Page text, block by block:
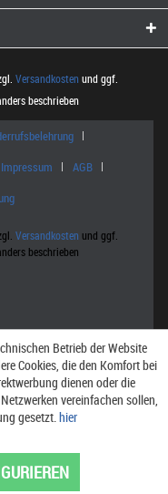
Versandkosten und ggf.
beschrieben
Impressum
AGB
Versandkosten und ggf.
beschrieben
Betrieb der Website
Cookies, die den Komfort bei
dienen oder die
vereinfachen sollen,
gesetzt.hier